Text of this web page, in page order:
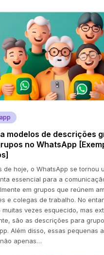
modelos de descrições
no WhatsApp
de hoje, o WhatsApp se tornou
essencial para a
em grupos que reúnem
e colegas de trabalho. No
muitas vezes esquecido, mas
são as descrições para
Além disso, essas pequenas
apenas…